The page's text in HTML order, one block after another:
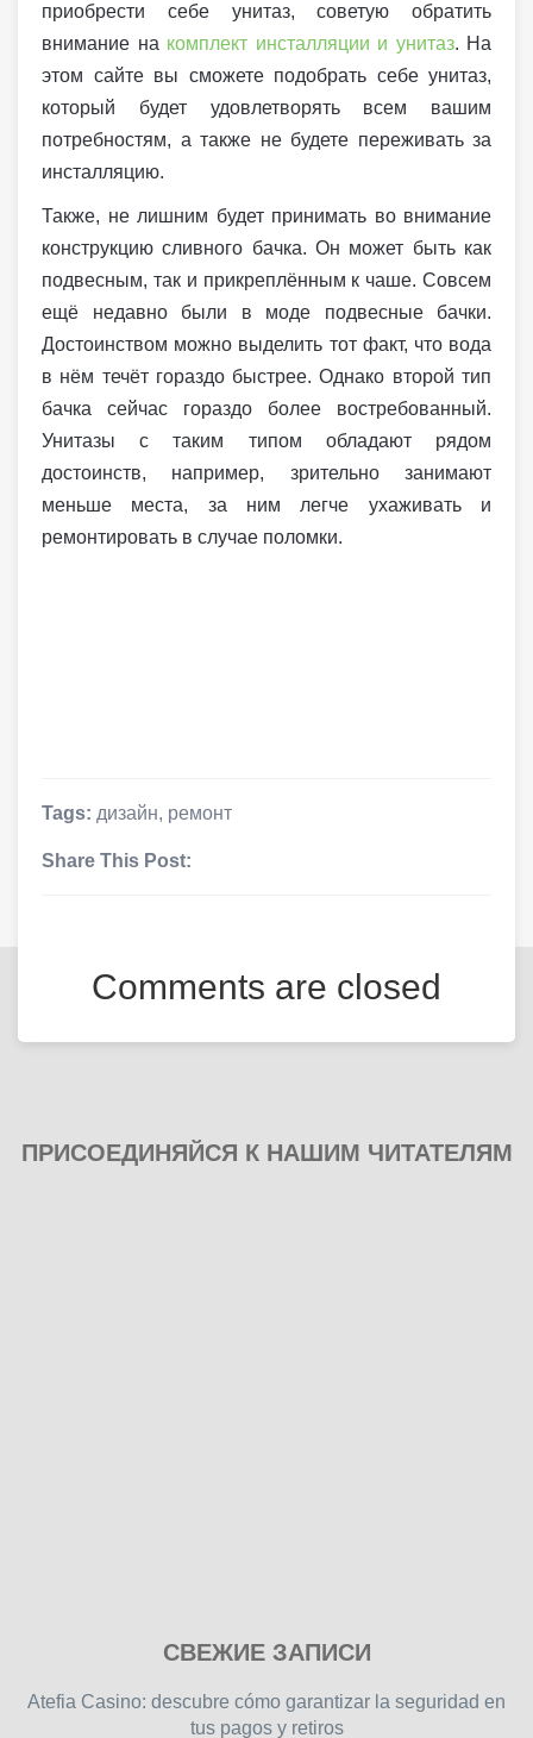
приобрести себе унитаз, советую обратить
внимание на комплект инсталляции и унитаз. На
этом сайте вы сможете подобрать себе унитаз,
который будет удовлетворять всем вашим
потребностям, а также не будете переживать за
инсталляцию.
Также, не лишним будет принимать во внимание
конструкцию сливного бачка. Он может быть как
подвесным, так и прикреплённым к чаше. Совсем
ещё недавно были в моде подвесные бачки.
Достоинством можно выделить тот факт, что вода
в нём течёт гораздо быстрее. Однако второй тип
бачка сейчас гораздо более востребованный.
Унитазы с таким типом обладают рядом
достоинств, например, зрительно занимают
меньше места, за ним легче ухаживать и
ремонтировать в случае поломки.
Tags: дизайн, ремонт
Share This Post:
Comments are closed
ПРИСОЕДИНЯЙСЯ К НАШИМ ЧИТАТЕЛЯМ
free
СВЕЖИЕ ЗАПИСИ
Atefia Casino: descubre cómo garantizar la seguridad en
tus pagos y retiros